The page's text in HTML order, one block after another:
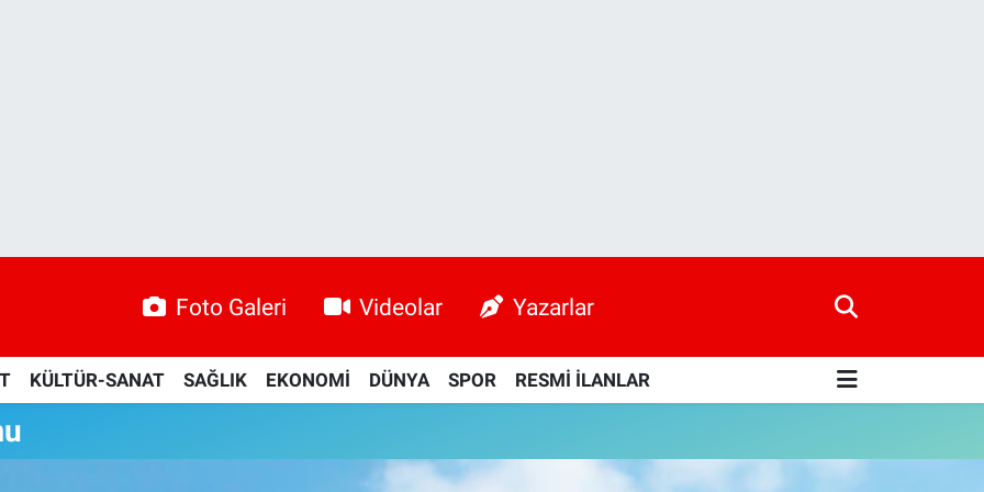
Foto Galeri Videolar Yazarlar
KÜLTÜR-SANAT SAĞLIK EKONOMİ DÜNYA SPOR RESMİ İLANLAR